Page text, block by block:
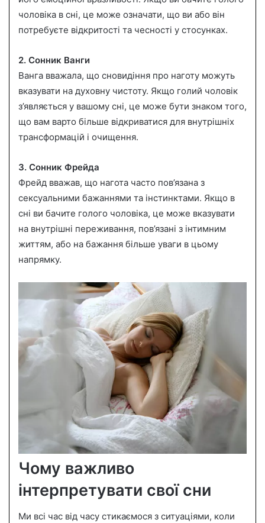
чоловіка в сні, це може означати, що ви або він
потребуєте відкритості та чесності у стосунках.
2. Сонник Ванги
Ванга вважала, що сновидіння про наготу можуть
вказувати на духовну чистоту. Якщо голий чоловік
з’являється у вашому сні, це може бути знаком того,
що вам варто більше відкриватися для внутрішніх
трансформацій і очищення.
3. Сонник Фрейда
Фрейд вважав, що нагота часто пов’язана з
сексуальними бажаннями та інстинктами. Якщо в
сні ви бачите голого чоловіка, це може вказувати
на внутрішні переживання, пов’язані з інтимним
життям, або на бажання більше уваги в цьому
напрямку.
Чому важливо
інтерпретувати свої сни
Ми всі час від часу стикаємося з ситуаціями, коли